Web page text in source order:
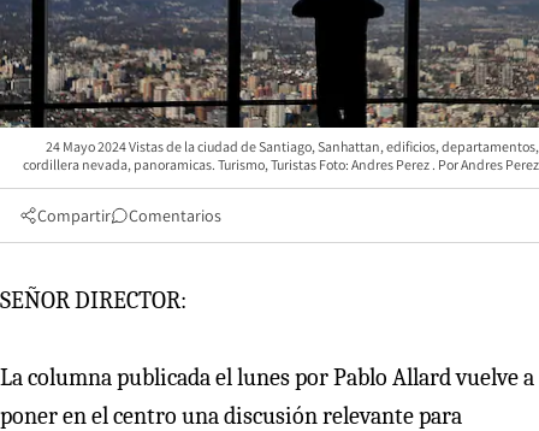
24 Mayo 2024 Vistas de la ciudad de Santiago, Sanhattan, edificios, departamentos,
cordillera nevada, panoramicas. Turismo, Turistas Foto: Andres Perez
Andres Perez
Compartir Comentarios
SEÑOR DIRECTOR:
La columna publicada el lunes por Pablo Allard vuelve a
poner en el centro una discusión relevante para